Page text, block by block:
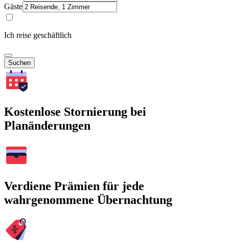
Gäste
Ich reise geschäftlich
Suchen
Kostenlose Stornierung bei
Planänderungen
Verdiene Prämien für jede
wahrgenommene Übernachtung